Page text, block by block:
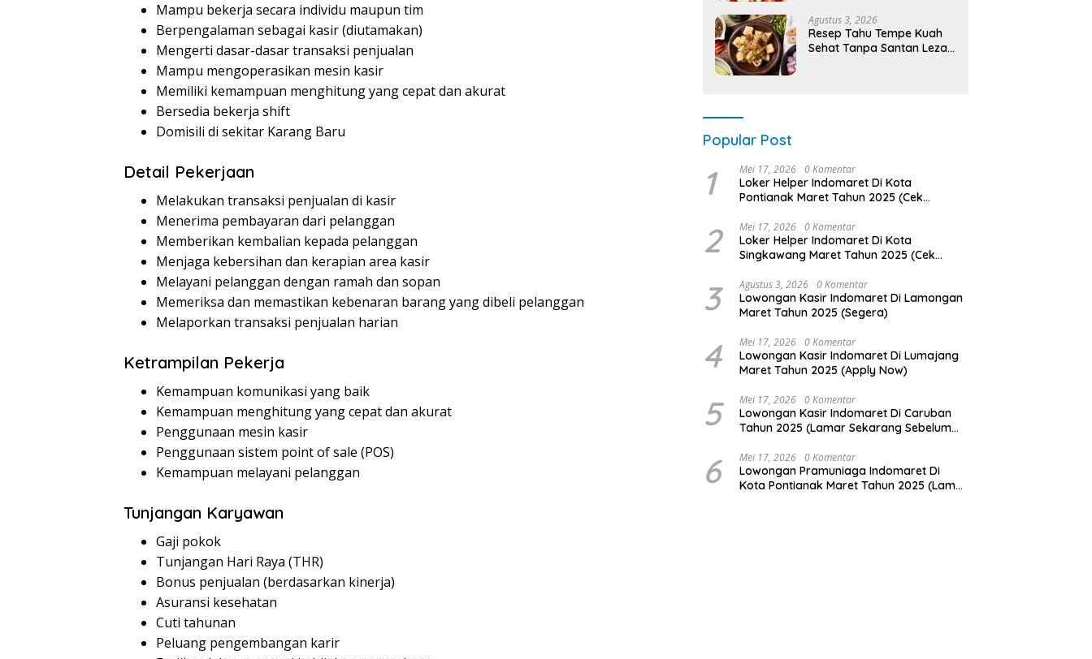
Mampu bekerja secara individu maupun tim
Berpengalaman sebagai kasir (diutamakan)
Mengerti dasar-dasar transaksi penjualan
Mampu mengoperasikan mesin kasir
Memiliki kemampuan menghitung yang cepat dan akurat
Bersedia bekerja shift
Domisili di sekitar Karang Baru
Detail Pekerjaan
Melakukan transaksi penjualan di kasir
Menerima pembayaran dari pelanggan
Memberikan kembalian kepada pelanggan
Menjaga kebersihan dan kerapian area kasir
Melayani pelanggan dengan ramah dan sopan
Memeriksa dan memastikan kebenaran barang yang dibeli pelanggan
Melaporkan transaksi penjualan harian
Ketrampilan Pekerja
Kemampuan komunikasi yang baik
Kemampuan menghitung yang cepat dan akurat
Penggunaan mesin kasir
Penggunaan sistem point of sale (POS)
Kemampuan melayani pelanggan
Tunjangan Karyawan
Gaji pokok
Tunjangan Hari Raya (THR)
Bonus penjualan (berdasarkan kinerja)
Asuransi kesehatan
Cuti tahunan
Peluang pengembangan karir
Agustus 3, 2026
Resep Tahu Tempe Kuah
Sehat Tanpa Santan Lezat
Popular Post
1 Mei 17, 2026 0 Komentar
Loker Helper Indomaret Di Kota
Pontianak Maret Tahun 2025 (Cek
2 Mei 17, 2026 0 Komentar
Loker Helper Indomaret Di Kota
Singkawang Maret Tahun 2025 (Cek
3 Agustus 3, 2026 0 Komentar
Lowongan Kasir Indomaret Di Lamongan
Maret Tahun 2025 (Segera)
4 Mei 17, 2026 0 Komentar
Lowongan Kasir Indomaret Di Lumajang
Maret Tahun 2025 (Apply Now)
5 Mei 17, 2026 0 Komentar
Lowongan Kasir Indomaret Di Caruban
Tahun 2025 (Lamar Sekarang Sebelum
6 Mei 17, 2026 0 Komentar
Lowongan Pramuniaga Indomaret Di
Kota Pontianak Maret Tahun 2025 (Lamar